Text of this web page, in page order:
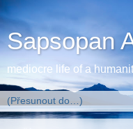
Sapsopan
mediocre life of a